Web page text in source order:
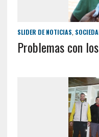
SLIDER DE NOTICIAS
Problemas con